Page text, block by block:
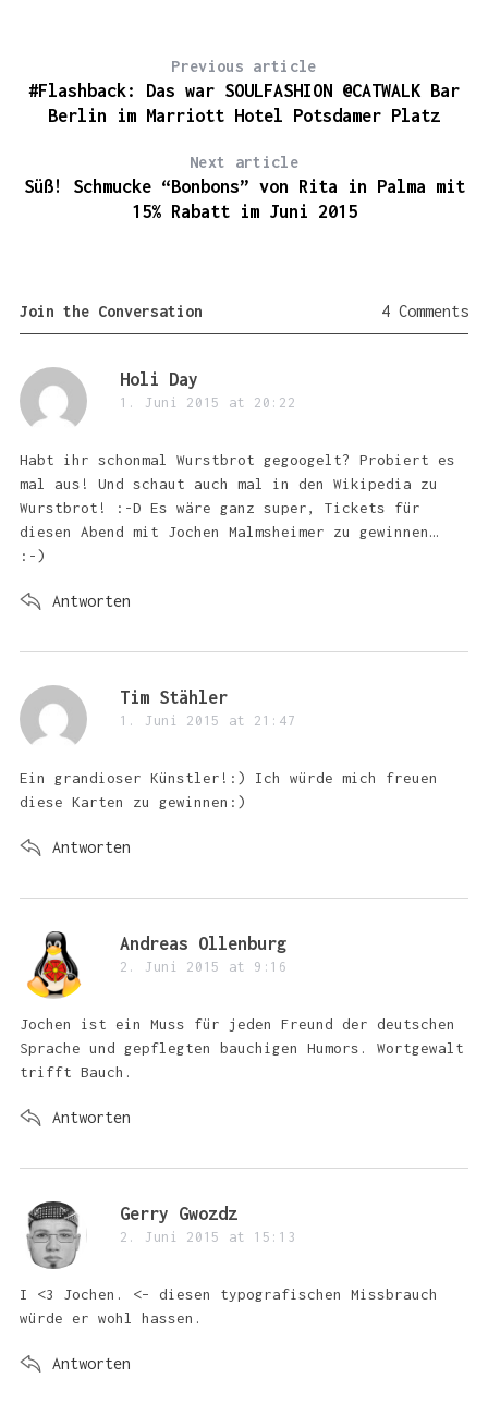
Previous article
#Flashback: Das war SOULFASHION @CATWALK Bar
Berlin im Marriott Hotel Potsdamer Platz
Next article
Süß! Schmucke “Bonbons” von Rita in Palma mit
15% Rabatt im Juni 2015
Join the Conversation 4 Comments
s
a
:
Holi Day
1. Juni 2015 at 20:22
Habt ihr schonmal Wurstbrot gegoogelt? Probiert es
mal aus! Und schaut auch mal in den Wikipedia zu
Wurstbrot! :-D Es wäre ganz super, Tickets für
diesen Abend mit Jochen Malmsheimer zu gewinnen…
:-)
Antworten
s
a
Tim Stähler
1. Juni 2015 at 21:47
Ein grandioser Künstler!:) Ich würde mich freuen
diese Karten zu gewinnen:)
Antworten
s
a
s
Andreas Ollenburg
2. Juni 2015 at 9:16
Jochen ist ein Muss für jeden Freund der deutschen
Sprache und gepflegten bauchigen Humors. Wortgewalt
trifft Bauch.
Antworten
s
a
:
Gerry Gwozdz
2. Juni 2015 at 15:13
I <3 Jochen. <– diesen typografischen Missbrauch
würde er wohl hassen.
Antworten
S
e
a
o